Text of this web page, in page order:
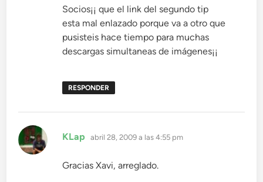
Socios¡¡ que el link del segundo tip
esta mal enlazado porque va a otro que
pusisteis hace tiempo para muchas
descargas simultaneas de imágenes¡¡
RESPONDER
KLap dice:
abril 28, 2009 a las 4:55 pm
Gracias Xavi, arreglado.